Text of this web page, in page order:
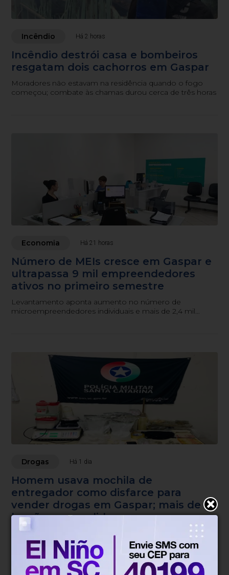
Incêndio Há 2 horas
Incêndio destrói casa e bombeiros
resgatam dois cachorros em Gaspar
Moradores não estavam na residência quando o fogo
começou; combate às chamas durou cerca de três horas
Economia Há 21 horas
Número de MEIs cresce em Gaspar e
ultrapassa 9 mil empreendedores
ativos no primeiro semestre
Levantamento aponta aumento no número de
microempreendedores individuais e mais de 2,4 mil
Drogas Há 1 dia
Homem usava mochila de
entregador como disfarce para
vender drogas em Gaspar; mais de 11
kg são apreendidos
Mulher encontrada na residência indicou quarto onde
havia grande quantidade de entorpecentes.